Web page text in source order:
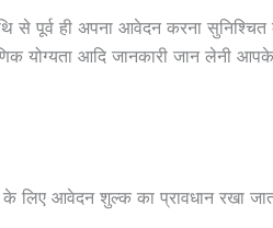
पूर्व ही अपना आवेदन करना सुनिश्चित
योग्यता आदि जानकारी जान लेनी
आवेदन शुल्क का प्रावधान रखा जाता